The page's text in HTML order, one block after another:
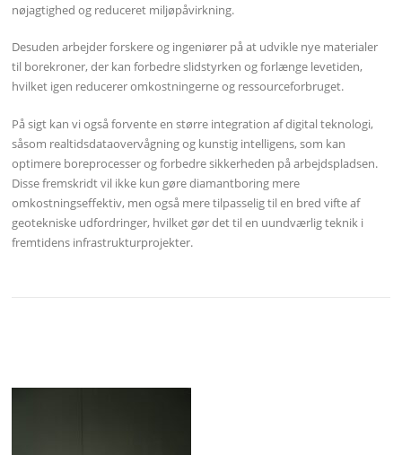
nøjagtighed og reduceret miljøpåvirkning.
Desuden arbejder forskere og ingeniører på at udvikle nye materialer
til borekroner, der kan forbedre slidstyrken og forlænge levetiden,
hvilket igen reducerer omkostningerne og ressourceforbruget.
På sigt kan vi også forvente en større integration af digital teknologi,
såsom realtidsdataovervågning og kunstig intelligens, som kan
optimere boreprocesser og forbedre sikkerheden på arbejdspladsen.
Disse fremskridt vil ikke kun gøre diamantboring mere
omkostningseffektiv, men også mere tilpasselig til en bred vifte af
geotekniske udfordringer, hvilket gør det til en uundværlig teknik i
fremtidens infrastrukturprojekter.